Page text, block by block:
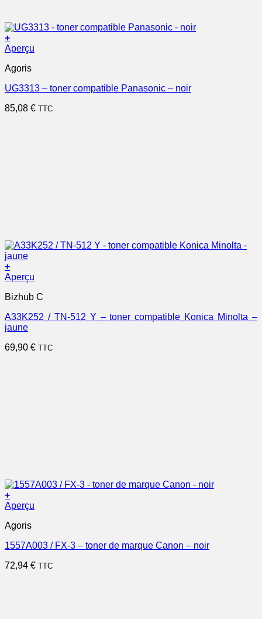
+
Aperçu
Agoris
UG3313 – toner compatible Panasonic – noir
85,08 € TTC
+
Aperçu
Bizhub C
A33K252 / TN-512 Y – toner compatible Konica Minolta –
jaune
69,90 € TTC
+
Aperçu
Agoris
1557A003 / FX-3 – toner de marque Canon – noir
72,94 € TTC